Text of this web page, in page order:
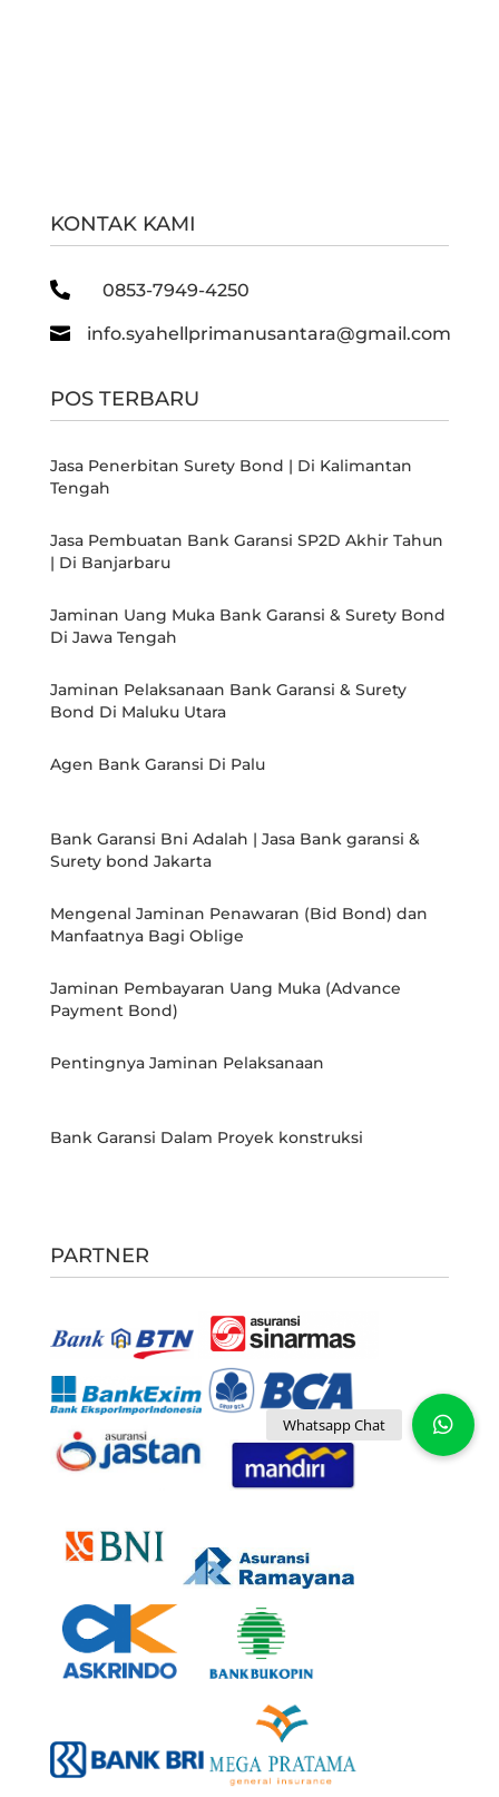
KONTAK KAMI
 0853-7949-4250
 info.syahellprimanusantara@gmail.com
POS TERBARU
Jasa Penerbitan Surety Bond | Di Kalimantan
Tengah
Jasa Pembuatan Bank Garansi SP2D Akhir Tahun
| Di Banjarbaru
Jaminan Uang Muka Bank Garansi & Surety Bond
Di Jawa Tengah
Jaminan Pelaksanaan Bank Garansi & Surety
Bond Di Maluku Utara
Agen Bank Garansi Di Palu
Bank Garansi Bni Adalah | Jasa Bank garansi &
Surety bond Jakarta
Mengenal Jaminan Penawaran (Bid Bond) dan
Manfaatnya Bagi Oblige
Jaminan Pembayaran Uang Muka (Advance
Payment Bond)
Pentingnya Jaminan Pelaksanaan
Bank Garansi Dalam Proyek konstruksi
PARTNER